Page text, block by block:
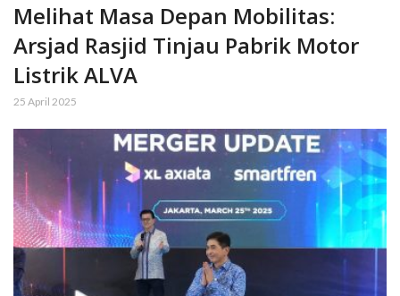
Melihat Masa Depan Mobilitas:
Arsjad Rasjid Tinjau Pabrik Motor
Listrik ALVA
25 April 2025